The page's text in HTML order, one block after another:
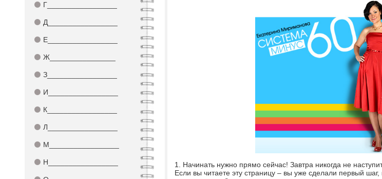
⚫ Г_________________
⚫ Д_________________
⚫ Е_________________
⚫ Ж________________
⚫ З_________________
⚫ И_________________
⚫ К_________________
⚫ Л_________________
⚫ М_________________
⚫ Н_________________
1. Начинать нужно прямо сейчас! Завтра никогда не
Если вы читаете эту страницу – вы уже сделали первый